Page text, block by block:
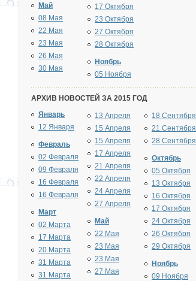
Май
08 Мая
22 Мая
23 Мая
26 Мая
30 Мая
17 Октября
23 Октября
27 Октября
28 Октября
Ноябрь
05 Ноября
АРХИВ НОВОСТЕЙ ЗА 2015 ГОД
Январь
12 Января
Февраль
02 Февраля
09 Февраля
16 Февраля
16 Февраля
Март
02 Марта
17 Марта
20 Марта
31 Марта
31 Марта
13 Апреля
15 Апреля
15 Апреля
17 Апреля
21 Апреля
22 Апреля
24 Апреля
27 Апреля
Май
22 Мая
23 Мая
23 Мая
27 Мая
18 Сентября
21 Сентября
28 Сентября
Октябрь
05 Октября
13 Октября
16 Октября
17 Октября
24 Октября
26 Октября
29 Октября
Ноябрь
09 Ноября